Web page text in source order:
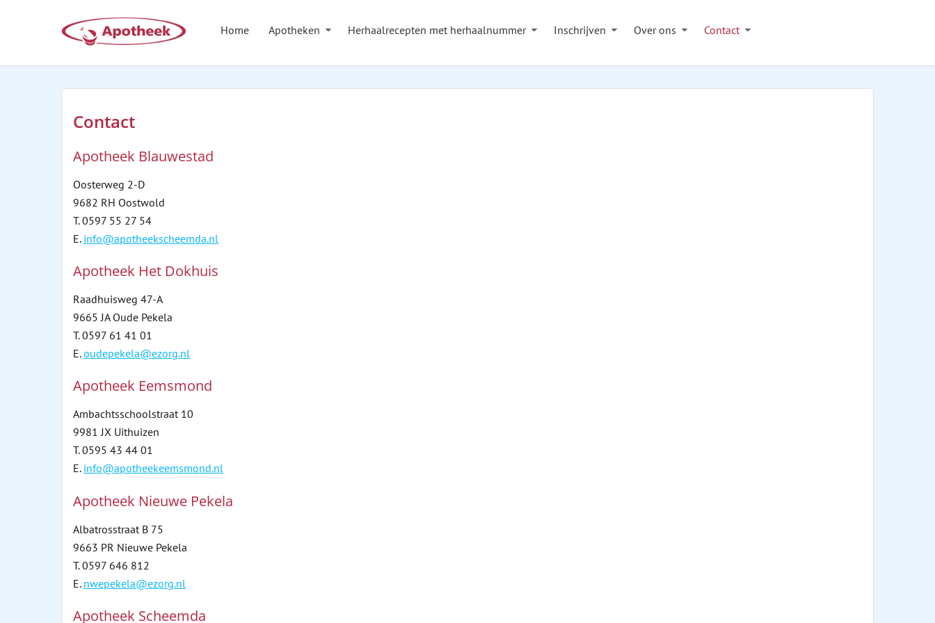
Home Apotheken Herhaalrecepten met herhaalnummer Inschrijven Over ons Contact
Contact
Apotheek Blauwestad
Oosterweg 2-D
9682 RH Oostwold
T. 0597 55 27 54
E. info@apotheekscheemda.nl
Apotheek Het Dokhuis
Raadhuisweg 47-A
9665 JA Oude Pekela
T. 0597 61 41 01
E.oudepekela@ezorg.nl
Apotheek Eemsmond
Ambachtsschoolstraat 10
9981 JX Uithuizen
T. 0595 43 44 01
E. info@apotheekeemsmond.nl
Apotheek Nieuwe Pekela
Albatrosstraat B 75
9663 PR Nieuwe Pekela
T. 0597 646 812
E. nwepekela@ezorg.nl
Apotheek Scheemda